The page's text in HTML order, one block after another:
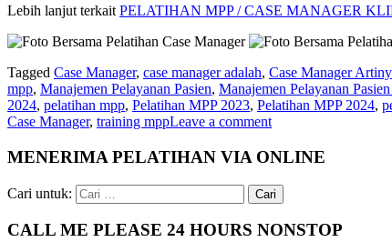
Lebih lanjut terkait PELATIHAN MPP / CASE MANAGER
Tagged Case Manager, case manager adalah, Case Manager
mpp, Manajemen Pelayanan Pasien, Manajemen Pelayanan
2024, pelatihan mpp, Pelatihan MPP 2023, Pelatihan MPP 2024,
Case Manager, training mppLeave a comment
MENERIMA PELATIHAN VIA ONLINE
Cari untuk:
CALL ME PLEASE 24 HOURS NONSTOP